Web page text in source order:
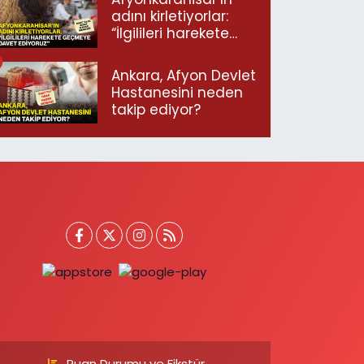
adını kirletiyorlar:
“İlgilileri harekete
ediyoruz”
Ankara, Afyon Devlet
Hastanesini neden
takip ediyor?